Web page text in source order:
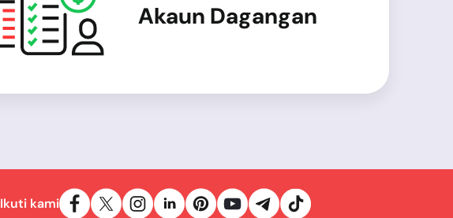
Akaun Dagangan
Ikuti kami